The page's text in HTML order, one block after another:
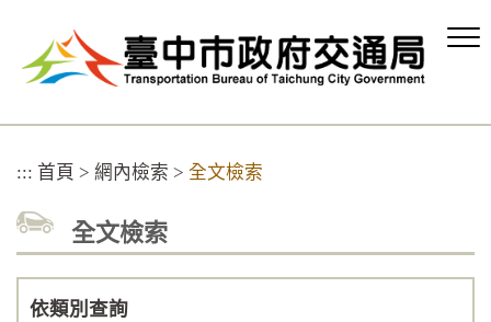
容
::: 首頁 > 網內檢索 > 全文檢索
全文檢索
依類別查詢